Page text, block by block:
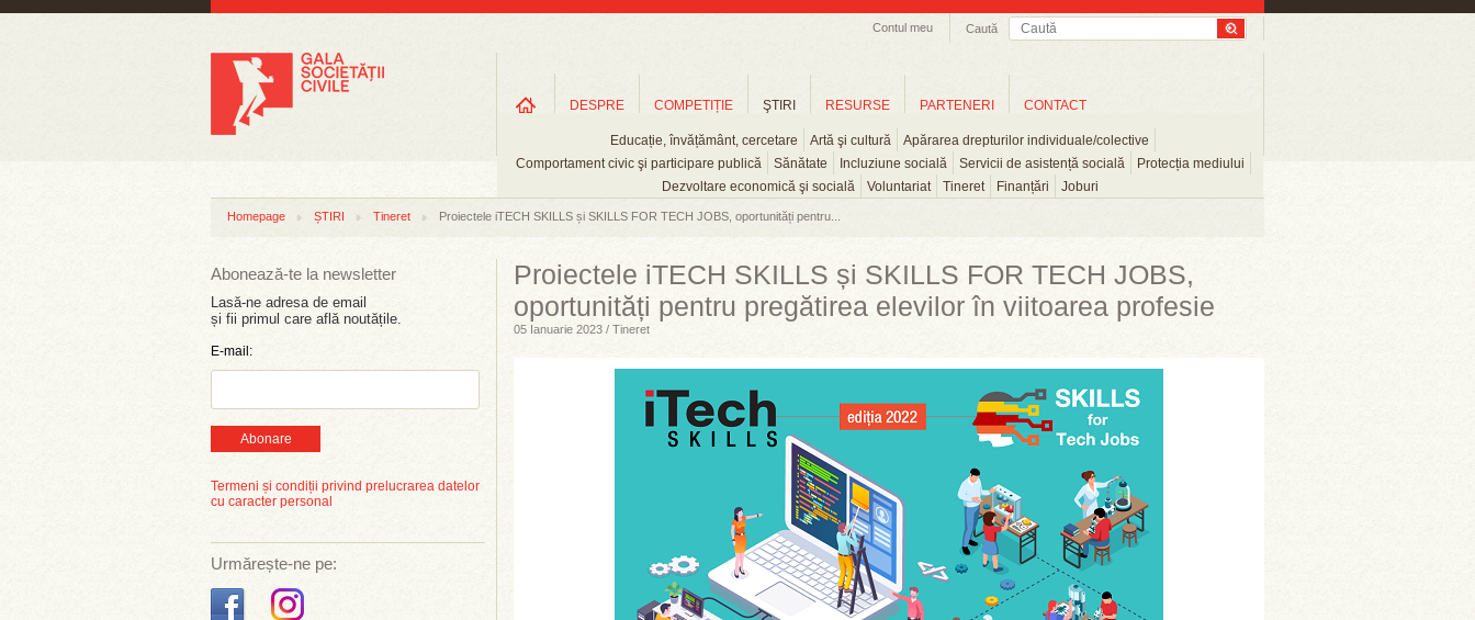
Caută
Contul meu
DESPRE COMPETIȚIE ŞTIRI
Educație, învățământ, cercetare Artă şi cultură
Apărarea drepturilor individuale/colective
Comportament civic şi participare publică
Sănătate Incluziune socială Servicii de asistență socială
Protecția mediului
Dezvoltare economică şi socială
Voluntariat Tineret Finanțări Joburi
RESURSE PARTENERI CONTACT
Homepage ȘTIRI Tineret Proiectele iTECH SKILLS și SKILLS FOR TECH JOBS, oportunități pentru...
Abonează-te la newsletter
Lasă-ne adresa de email
și fii primul care află noutățile.
E-mail:
Abonare
Termeni și condiții privind prelucrarea datelor
cu caracter personal
Urmărește-ne pe:
Proiectele iTECH SKILLS și SKILLS FOR TECH JOBS,
oportunități pentru pregătirea elevilor în viitoarea profesie
05 Ianuarie 2023 / Tineret